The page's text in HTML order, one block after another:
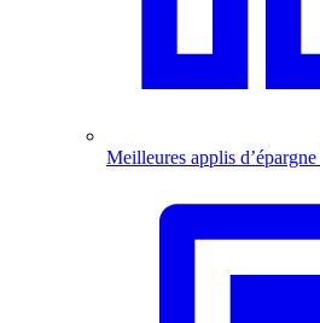
Meilleures applis d’épargne